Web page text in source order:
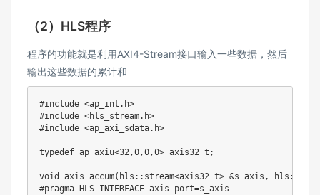
（2）HLS程序
程序的功能就是利用AXI4-Stream接口输入一些数据，然后
输出这些数据的累计和
#include <ap_int.h>
#include <hls_stream.h>
#include <ap_axi_sdata.h>
typedef ap_axiu<32,0,0,0> axis32_t;
void axis_accum(hls::stream<axis32_t> &s_axis,
#pragma HLS INTERFACE axis port=s_axis